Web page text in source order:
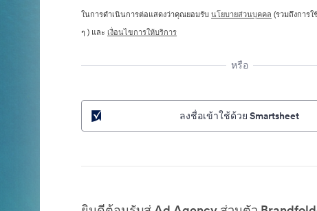
ในการดำเนินการต่อแสดงว่าคุณยอมรับนโยบายส่วนบุคคล (รวมถึงการ
ๆ ) และ เงื่อนไขการให้บริการ
หรือ
ลงชื่อเข้าใช้ด้วย Smartsheet